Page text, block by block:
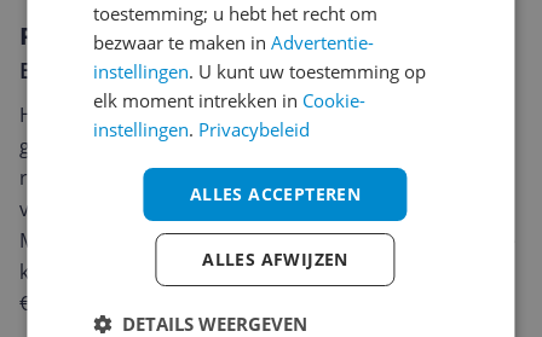
Reviews
Er zijn nog geen reviews geschreven
Heb jij dit product in bezit en wil je graag je mening
geven? Start dan hieronder met het schrijven van je
review. Afhankelijk van de details duurt het schrijven
van een review gemiddeld tussen de 3 en 10 minuten.
Met jouw mening help je andere bezoekers een betere
keuze te maken én maak je iedere maand kans op
€250,-!
toestemming; u hebt het recht om
bezwaar te maken inAdvertentie-
instellingen. U kunt uw toestemming op
elk moment intrekken in Cookie-
instellingen. Privacybeleid
ALLES ACCEPTEREN
ALLES AFWIJZEN
DETAILS WEERGEVEN